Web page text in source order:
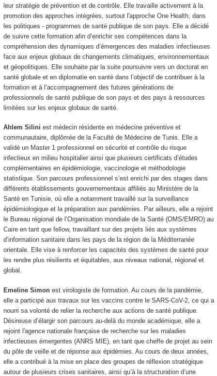
leur stratégie de prévention et de contrôle. Elle travaille activement à la
promotion des approches intégrées, surtout l'approche One Health, dans
les politiques - programmes de santé publique de son pays. Elle a décidé
de suivre cette formation afin d’enrichir ses compétences dans la
compréhension des dynamiques d’émergences des maladies infectieuses
face aux enjeux globaux de changements climatiques, environnementaux
et géopolitiques. Elle souhaite par la suite poursuivre vers un doctorat en
santé globale et en diplomatie en santé dans l’objectif de contribuer à la
formation et à l’accompagnement des futures générations de
professionnels de santé publique de son pays et des pays à ressources
limitées sur les enjeux globaux de santé.
Ahlem Silini est médecin résidente en médecine préventive et
communautaire, diplômée de la Faculté de Médecine de Tunis. Elle a
validé un Master 1 professionnel en sécurité et contrôle du risque
infectieux en milieu hospitalier ainsi que plusieurs certificats d’études
complémentaires en épidémiologie, vaccinologie et méthodologie
statistique. Son parcours professionnel s’est enrichi par des stages dans
différents établissements gouvernementaux affiliés au Ministère de la
Santé en Tunisie, où elle a notamment travaillé sur la surveillance
épidémiologique et la préparation aux pandémies. Par ailleurs, elle a rejoint
le Bureau régional de l’Organisation mondiale de la Santé (OMS/EMRO) au
Caire en tant que fellow, travaillant sur des projets liés aux systèmes
d’information sanitaire dans les pays de la région de la Méditerranée
orientale. Elle vise à renforcer les capacités des systèmes de santé pour
les rendre plus résilients et équitables, aux niveaux national, régional et
global.
Emeline Simon est virologiste de formation. Au cours de la pandémie,
elle a participé aux travaux sur les vaccins contre le SARS-CoV-2, ce qui a
nourri sa volonté de relier la recherche aux actions de santé publique.
Désireuse d’élargir son parcours au-delà du monde académique, elle a
rejoint l'agence nationale française de recherche sur les maladies
infectieuses émergentes (ANRS MIE), en tant que cheffe de projet au sein
du pôle de veille et de réponse aux épidémies. Au cours de deux années,
elle a contribué à la mise en place des groupes de réflexion stratégique
autour de plusieurs crises sanitaires, ainsi qu’à la structuration d’une